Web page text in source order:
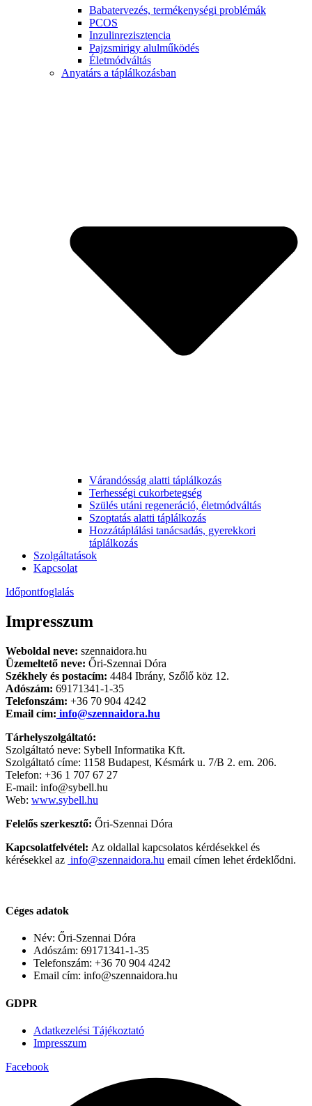
Babatervezés, termékenységi problémák
PCOS
Inzulinrezisztencia
Pajzsmirigy alulműködés
Életmódváltás
Anyatárs a táplálkozásban
Várandósság alatti táplálkozás
Terhességi cukorbetegség
Szülés utáni regeneráció, életmódváltás
Szoptatás alatti táplálkozás
Hozzátáplálási tanácsadás, gyerekkori
táplálkozás
Szolgáltatások
Kapcsolat
Időpontfoglalás
Impresszum
Weboldal neve: szennaidora.hu
Üzemeltető neve: Őri-Szennai Dóra
Székhely és postacím: 4484 Ibrány, Szőlő köz 12.
Adószám: 69171341-1-35
Telefonszám: +36 70 904 4242
Email cím: info@szennaidora.hu
Tárhelyszolgáltató:
Szolgáltató neve: Sybell Informatika Kft.
Szolgáltató címe: 1158 Budapest, Késmárk u. 7/B 2. em. 206.
Telefon: +36 1 707 67 27
E-mail: info@sybell.hu
Web: www.sybell.hu
Felelős szerkesztő: Őri-Szennai Dóra
Kapcsolatfelvétel: Az oldallal kapcsolatos kérdésekkel és
kérésekkel az info@szennaidora.hu email címen lehet érdeklődni.
Céges adatok
Név: Őri-Szennai Dóra
Adószám: 69171341-1-35
Telefonszám: +36 70 904 4242
Email cím: info@szennaidora.hu
GDPR
Adatkezelési Tájékoztató
Impresszum
Facebook